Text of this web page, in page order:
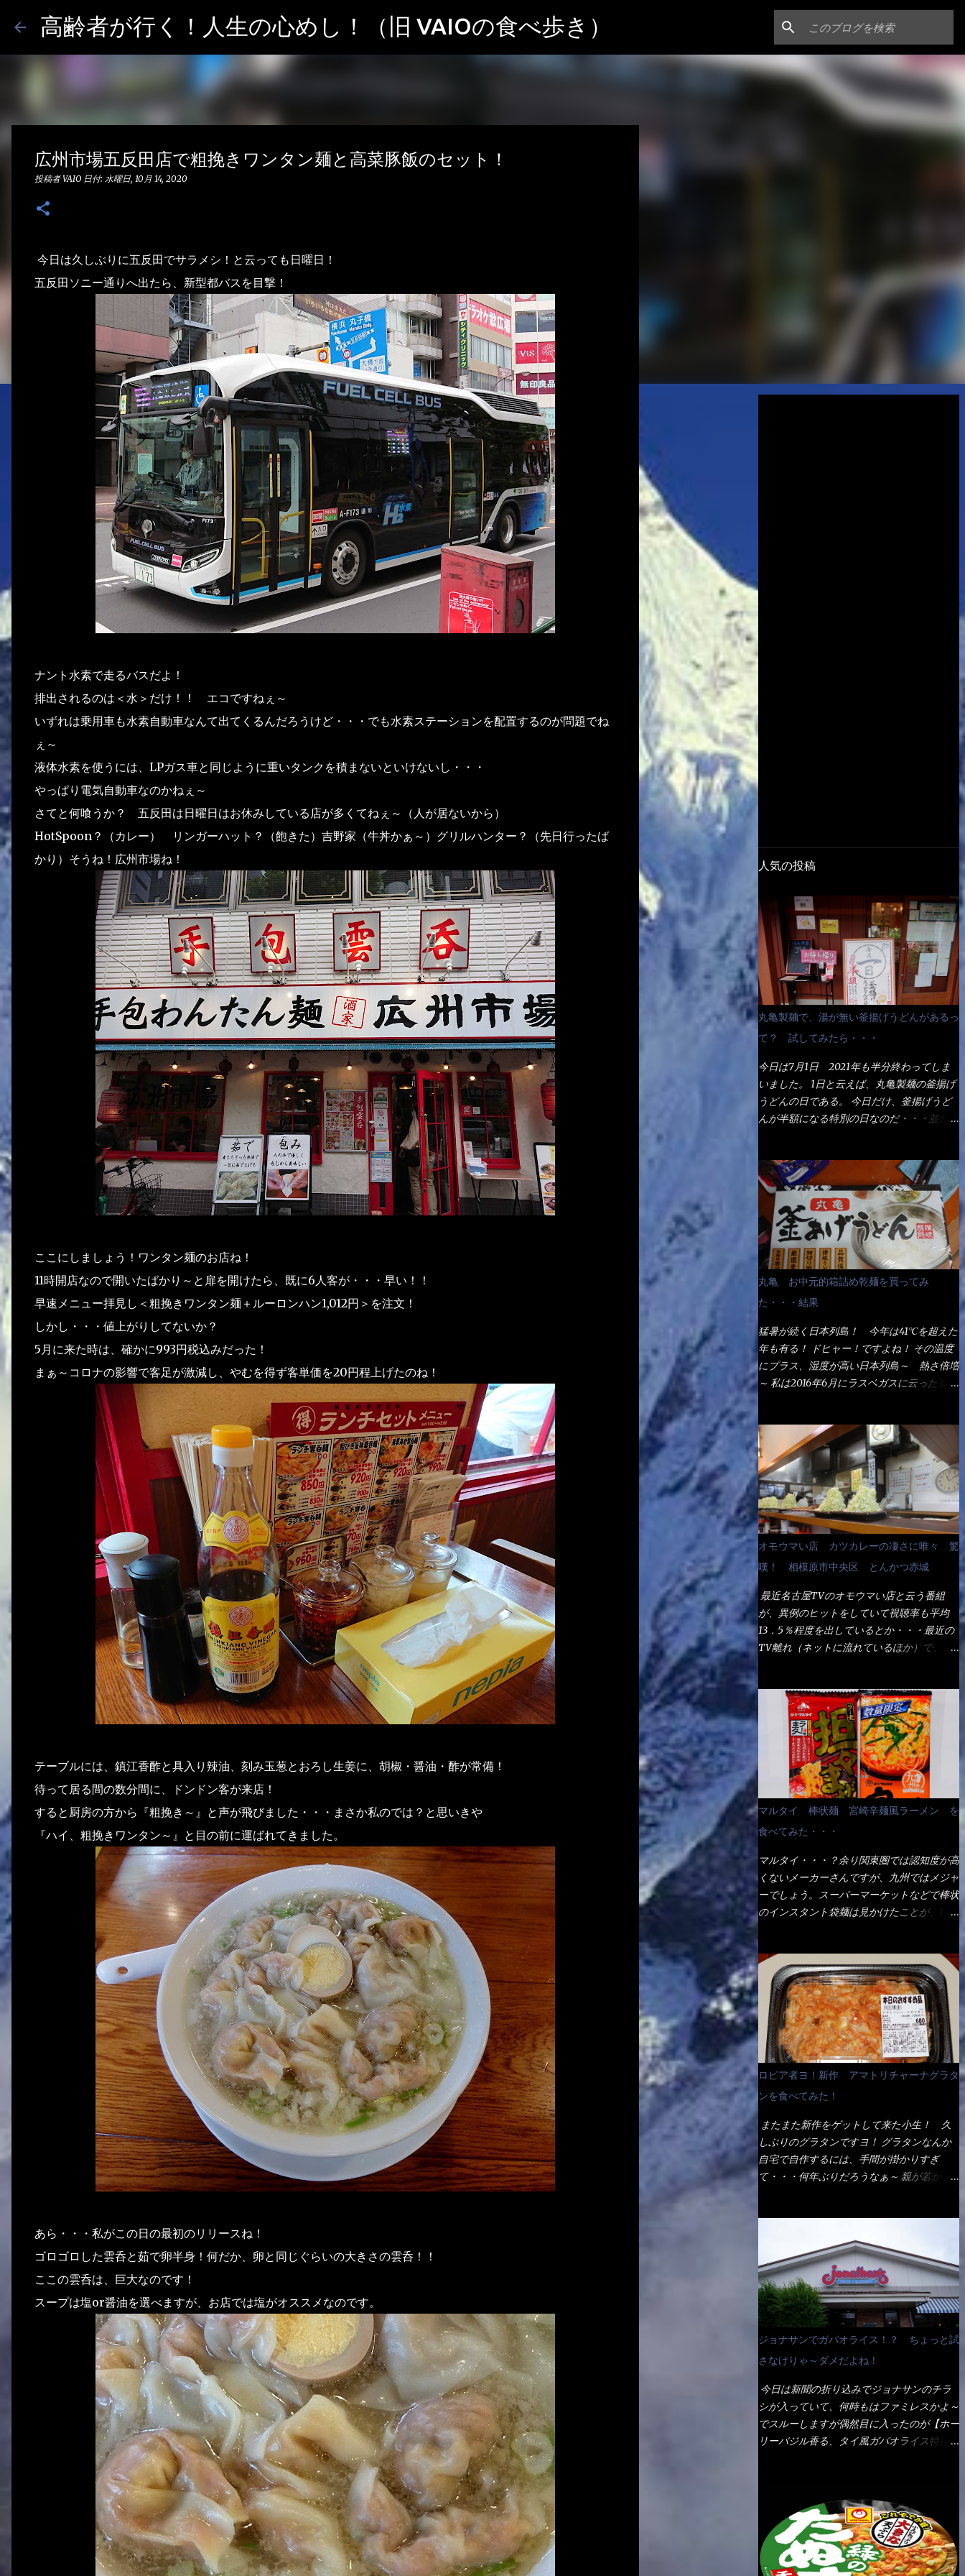
スキップしてメイン コンテンツに移動
高齢者が行く！人生の心めし！（旧 VAIOの食べ歩き）
広州市場五反田店で粗挽きワンタン麺と高菜豚飯のセット！
投稿者VAIO 日付: 水曜日, 10月 14, 2020
今日は久しぶりに五反田でサラメシ！と云っても日曜日！
五反田ソニー通りへ出たら、新型都バスを目撃！
ナント水素で走るバスだよ！
排出されるのは＜水＞だけ！！ エコですねぇ～
いずれは乗用車も水素自動車なんて出てくるんだろうけど・・・でも水素ステーションを配置するのが問題でね
ぇ～
液体水素を使うには、LPガス車と同じように重いタンクを積まないといけないし・・・
やっぱり電気自動車なのかねぇ～
さてと何喰うか？ 五反田は日曜日はお休みしている店が多くてねぇ～（人が居ないから）
HotSpoon？（カレー） リンガーハット？（飽きた）吉野家（牛丼かぁ～）グリルハンター？（先日行ったば
かり）そうね！広州市場ね！
ここにしましょう！ワンタン麺のお店ね！
11時開店なので開いたばかり～と扉を開けたら、既に6人客が・・・早い！！
早速メニュー拝見し＜粗挽きワンタン麺＋ルーロンハン1,012円＞を注文！
しかし・・・値上がりしてないか？
5月に来た時は、確かに993円税込みだった！
まぁ～コロナの影響で客足が激減し、やむを得ず客単価を20円程上げたのね！
テーブルには、鎮江香酢と具入り辣油、刻み玉葱とおろし生姜に、胡椒・醤油・酢が常備！
待って居る間の数分間に、ドンドン客が来店！
すると厨房の方から『粗挽き～』と声が飛びました・・・まさか私のでは？と思いきや
『ハイ、粗挽きワンタン～』と目の前に運ばれてきました。
あら・・・私がこの日の最初のリリースね！
ゴロゴロした雲呑と茹で卵半身！何だか、卵と同じぐらいの大きさの雲呑！！
ここの雲呑は、巨大なのです！
スープは塩or醤油を選べますが、お店では塩がオススメなのです。
人気の投稿
丸亀製麺で、湯が無い釜揚げうどんがあるっ
て？ 試してみたら・・・
今日は7月1日 2021年も半分終わってしま
いました。 1日と云えば、丸亀製麺の釜揚げ
うどんの日である。 今日だけ、釜揚げうど
んが半額になる特別の日なのだ・・・並盛
いことが2つある！ 1つめは釜揚げうどんの
湯が無い注文が通るか？ 釜揚げうどんは、
木の桶に茹で湯と共に＜うどん＞が泳いでる
～ でもコレって食べきるまで湯に浸かって
いるわけで、最初と最後では麺の固さという
かコシが違う！ だったら湯なんか要らない
じゃん！ 茹で上げ直後の麺だけいいよ！と
なるでしょう。 事前にググって調べたら、
やっぱり＜湯無し＞注文は、裏注文方法とし
てあるらしい。 それと店員によっては、理
解出来ない者も居るらしい云う事。 そこで
ランチ混雑前に、行くのが店への配慮でもあ
る。 11:20 店内に入り・・・『釜揚げうど
し？』（これだ全く理解していないな） す
ると茹で方の若い女性店員が『いい！い
い！！』とオッサンを向こうへやった。 で
サッサと、木桶を用意してうどんだけ入れて
出して来ました。 な～るほど、この事
か・・・ で今日の2021年後半1回目のサラメ
シです。 見事に木桶には湯が入っていな
い、UDONだけです。 しかし、この木桶デ
カイなぁ～ 試したいこと残りの1つが＜得＞
大しか食べていないからね、得がどれくらい
の満腹度になるのか？ この得サイズの木桶
は、銭湯で使う洗い桶サイズだなぁ～ この
木桶サイズに、満々と湯が注がれていたら食
これなら茹で上がった直後のままで、食べ進
められるじゃないか！ 別皿で、葱と天かす
を満タンに用意して、山葵も2つ。 それに湯
が無い利点として、汁が薄まらない！ これ
だよ、これ！！ 湯があると、うどんと共に
汁の方へ湯までも入ってしまう。つまりラー
メンの麺にスープが絡む現象ですな。 結
局、伸びずに汁も薄らむこともなく・・最後
の方で＜だし汁＞を少し追加しました。 腹
収まったし満足達成度100％ 苦しいと云う事
も無いな！ まだ鶏天1個位は入りそうだ
ね。 と云う事で、今回＜釜揚げうどんの湯
無し＞を試したら、確...
丸亀 お中元的箱詰め乾麺を買ってみ
た・・・結果
猛暑が続く日本列島！ 今年は41℃を超えた
年も有る！ ドヒャー！ですよね！ その温度
にプラス、湿度が高い日本列島～ 熱さ倍増
～ 私は2016年6月にラスベガスに云った事が
無いね） 処で今日は何だ！？これです。 丸
亀 釜あげうどん！ 日本には、お中元とお
歳暮という古来からの風習がある。 お中元
は、丁度お盆の夏場に日頃お世話になってい
る方への＜ご挨拶＞としての贈り物の習慣で
す。 今では、大分廃れてしまっているか
と・・・小生もお中元やお歳暮など送った事
は無い！（キッパリ） まぁ～この慣習が残
っているのは、官公庁や超大手企業戦士（昇
進目的）などの世界でしょう。 要は、ゴマ
スリ・・・てな感じかな。 丸亀製麺と云え
ば、大阪誕生→全国区（北海道と沖縄は？）
へ広がった、讃岐饂飩チェーン店大手といっ
舗に寄って違う！と云う人も居るらしい・・
そんな大手讃岐饂飩チェーン店と関係がある
のか？ 箱詰め乾麺！ このパッケージから
すれば、間違いなく贈答用目的でしょう。
そんな贈答用箱詰め饂飩・・・またもやメガ
ドンキで発見し購入！ 中身は、この様な状
態です。 乾麺の束が6束／一パックになって
おり、それが3袋入りです。 18束入りという
わけですね！900ｇの容量となり、1束／50
Amazonで1280円と云った感じです。 で私
は幾らで、メガドンキでゲットしたかって？
それは非常に言いづらい・・・色々と各方面
へ忖度して、激安だったとだけ申し上げまし
ほど茹で上げた状態です。 当家には、高齢
者がいるので少し柔らかく・・・ 茹で上が
った饂飩は、お店の饂飩に比べ＜細い＞で
す。 どちらかと云えば、稲庭饂飩的な太さ
ですね。 さてこれを、どの様に食べるか？
長葱無かったので、玉葱を刻んで八王子ラー
メン風月見つけうどん！ 冷やし釜あげうど
ん～です。 ラーメン丼に、冷水を軽く張っ
て饂飩を盛り付け、お椀に昆布出汁つゆと長
した。 良いじゃないか～...
オモウマい店 カツカレーの凄さに唯々 驚
嘆！ 相模原市中央区 とんかつ赤城
最近名古屋TVのオモウマい店と云う番組
が、異例のヒットをしていて視聴率も平均
13．5％程度を出しているとか・・・最近の
TV離れ（ネットに流れているほか）で、こ
あった！ とんかつ赤城！ 老齢の女性がメ
インで調理場を仕切、老齢の男性が脇をサポ
ートし最近は若い女性がオーダーや片付けを
担当している。 まずはこれを見て欲しい！
カウンターに置かれた＜お皿＞である。 直
ぐに気づいたでしょう！ 何かキャベツが山
じゃないか！？ ハイ、山です。 これが標
準なのです。 普通のとんかつ屋のキャベツ
と比べたら、10人前ほどあるか？ 値段的に
は、メイン（主流は1,000超）＋定食セット
350円程と値段的には、それ程では安い訳で
も無いが、客足が絶えない人気店である。
そんなメニューのなかで、リーズナブルで頂
が・・・今も変わらないと思うけど・・・
これが出てくると、カウンター中からOH～
と声が飛ぶ！ 写真は、キャベツ少なめでお
願いしています。 皿のサイズは、直径30cm
ほどあります。 そこにドカ盛のキャベツと
御飯にカレーがかかっています。 カレーは
辛く無く、食べやすいタイプです。 それじ
ゃ～カツは、ハムカツ程度の薄さだろう？と
思われるかもしれないが・・・違う！ チャ
も揚げたての熱々です。 これを難なく完食
出来なければ、漢では無い！と云っても過言
ではないだろう。 この他も、兎に角ボリュ
ーム満点で＜薄カツ＞と呼ばれるメニュー
が薄いから、2枚乗せにしたらしいけ
マルタイ 棒状麺 宮崎辛麺風ラーメン を
食べてみた・・・
マルタイ・・・？余り関東圏では認知度が高
くないメーカーさんですが、九州ではメジャ
ーでしょう。スーパーマーケットなどで棒状
のインスタント袋麺は見かけたことが、1度
になった乾麺が普通でしょう。マルタイでは
＜棒状＞なのです。 素麺や日本蕎麦などの
乾麺と一緒ですね！ そんなマルタイ棒状ラ
ーメンを、OKストアで見かけ思わず手に取
って買い物篭へ 坦々まぜそばと＜数量限定
＞宮崎辛麺風ラーメン オーッといきなり私
の胃袋をグサッと・・・・ 棒状インスタン
トラーメンのデビューが決まりました。
か・ら・め・ん・辛麺！ 宮崎辛麺はチャル
メラや日清からも出されている、辛口のラー
メンじゃん！！ 酸っぱくしたら、酸辣湯
麺？なんてね。 よし今日のサラメシは、宮
崎辛麺にしよう！ それではまず袋を開ける
ない姿・・・何だかチョッと高級感的
な・・・だって透明なトレイに並んだ棒状麺
なんて見慣れないからねぇ～（コストがかか
る） 袋の裏側を見ると、韮とか卵の用意を
勧めている。 それなばらと冷蔵庫にあっ
た、黒豆モヤシ・韮・生卵を用意しました。
まず鍋1で湯を沸かし、麺を茹でる！ 小鍋
で別に湯を沸かし卵を溶きながら投入～ 次
にモヤシを入れて、粉末スープを投入！！
上がったら、丼へ入れてから小鍋のスープを
丼の中へ 最後に小鍋の具を上にかけ、韮の
葉の部分をドサッと乗せて調味油を入れて完
成です。 どうでしょう？ 見た目 Goodデ
イ・ノンスチーム製法で仕上げた、生めんに
近い風味のストレートめんです。 豚の旨味
に数種類の唐辛子、ニンニクを加えた辛さと
コクが凝縮された醤油ベースのスープです。
調味油に赤ラー油とごま油を使用することに
ロピア者ヨ！新作 アマトリチャーナグラタ
ンを食べてみた！
またまた新作をゲットして来た小生！ 久
しぶりのグラタンですヨ！ グラタンなんか
自宅で自作するには、手間が掛かりすぎ
て・・・何年ぶりだろうなぁ～ 親が若かり
らしいですよ！ 何処からの情報？ ウィキ
ペディアから・・・そうだろうな～笑 電子
レンジで弱めのワット（小生は500Wで3分
程度）温めてテーブルへ これ店舗の調理場
で、製造しているけど考えるに大き目のオー
ブン皿で焼いて、大凡の目安で小分けにして
いるようで、パックをよーく見たら表面のチ
ーズの乗り具合に結構な差が出ていた・・・
チーズに焦げ目が付いているのを、しっかり
確認し買うことをオススメします。（取り分
け量にも若干有り差がでてるだろう） 早速
タバスコを振りかけて食べてみると・・・結
使ってみたら、これが凄くうまくすくえるん
だよねぇ～（このスプーン当たりだね） 今
回新作のグラタンを頂きましたが、まずまず
の美味しさとダイソーのカレースプーンの。
すくい上げ力の良さを再度認識できました。
ジョナサンでガパオライス！？ ちょっと試
さなけりゃ～ダメだよね！
今日は新聞の折り込みでジョナサンのチラ
シが入っていて、何時もはファミレスかよ～
でスルーしますが偶然目に入ったのが【ホー
リーバジル香る、タイ風ガパオライス特得ク
て・・・今日じゃん！！ そこで近くのお店
へ・・・・ モーニング以外の通常メニュー
は、10:30以降に提供されるので10:40頃に店
内へ 私は基本的、どの店に行っても同じメ